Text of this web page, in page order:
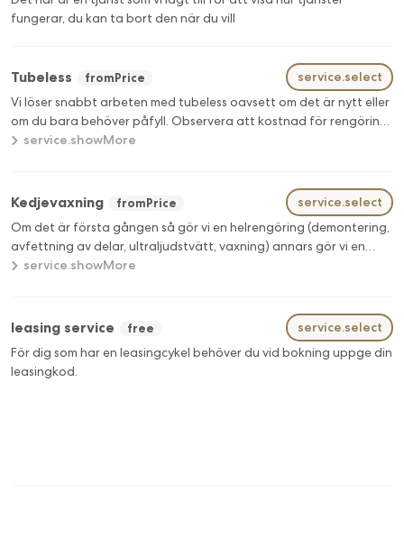
fungerar, du kan ta bort den när du vill
Tubeless fromPrice
service.select
Vi löser snabbt arbeten med tubeless oavsett om det är nytt eller
om du bara behöver påfyll. Observera att kostnad för rengöring
och byte/förstärkning av fälgtejp tillkommer om nödvändigt.
service.showMore
Kedjevaxning fromPrice
service.select
Om det är första gången så gör vi en helrengöring (demontering,
avfettning av delar, ultraljudstvätt, vaxning) annars gör vi en
snabb och enkel återvaxning på bara några minuter. 150 kr —
service.showMore
leasing service free
service.select
För dig som har en leasingcykel behöver du vid bokning uppge din
leasingkod.